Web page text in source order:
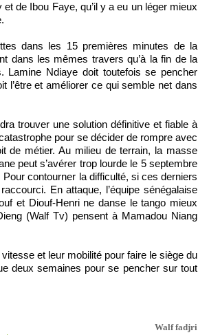
de Ibou Faye, qu’il y a eu un léger mieux
dans les 15 premières minutes de la
dans les mêmes travers qu’à la fin de la
Lamine Ndiaye doit toutefois se pencher
l’être et améliorer ce qui semble net dans
trouver une solution définitive et fiable à
pour se décider de rompre avec
de métier. Au milieu de terrain, la masse
peut s’avérer trop lourde le 5 septembre
contourner la difficulté, si ces derniers
En attaque, l’équipe sénégalaise
et Diouf-Henri ne danse le tango mieux
(Walf Tv) pensent à Mamadou Niang
et leur mobilité pour faire le siège du
deux semaines pour se pencher sur tout
Walf fadjri